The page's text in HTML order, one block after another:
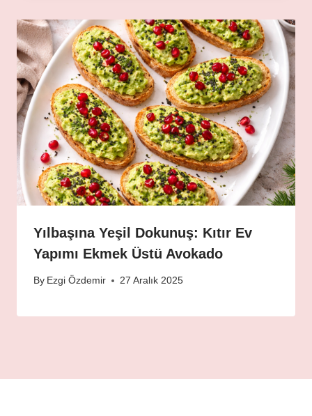
Yılbaşına Yeşil Dokunuş: Kıtır Ev
Yapımı Ekmek Üstü Avokado
By Ezgi Özdemir 27 Aralık 2025